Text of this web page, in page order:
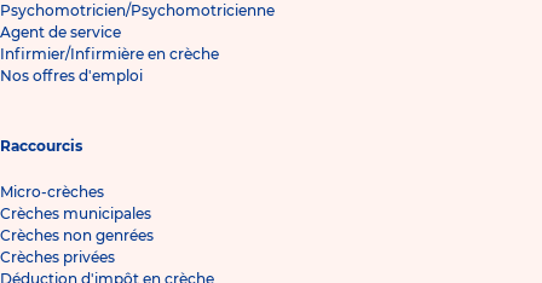
Psychomotricien/Psychomotricienne
Agent de service
Infirmier/Infirmière en crèche
Nos offres d'emploi
Raccourcis
Micro-crèches
Crèches municipales
Crèches non genrées
Crèches privées
Déduction d'impôt en crèche